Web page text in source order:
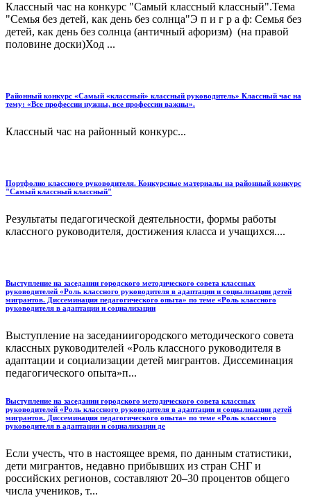
Классный час на конкурс "Самый классный классный".Тема
"Семья без детей, как день без солнца"Э п и г р а ф: Семья без
детей, как день без солнца (античный афоризм) (на правой
половине доски)Ход ...
Районный конкурс «Самый «классный» классный руководитель» Классный час на
тему: «Все профессии нужны, все профессии важны».
Классный час на районный конкурс...
Портфолио классного руководителя. Конкурсные материалы на районный конкурс
"Самый классный классный"
Результаты педагогической деятельности, формы работы
классного руководителя, достижения класса и учащихся....
Выступление на заседании городского методического совета классных
руководителей «Роль классного руководителя в адаптации и социализации детей
мигрантов. Диссеминация педагогического опыта» по теме «Роль классного
руководителя в адаптации и социализации
Выступление на заседаниигородского методического совета
классных руководителей «Роль классного руководителя в
адаптации и социализации детей мигрантов. Диссеминация
педагогического опыта»п...
Выступление на заседании городского методического совета классных
руководителей «Роль классного руководителя в адаптации и социализации детей
мигрантов. Диссеминация педагогического опыта» по теме «Роль классного
руководителя в адаптации и социализации де
Если учесть, что в настоящее время, по данным статистики,
дети мигрантов, недавно прибывших из стран СНГ и
российских регионов, составляют 20–30 процентов общего
числа учеников, т...